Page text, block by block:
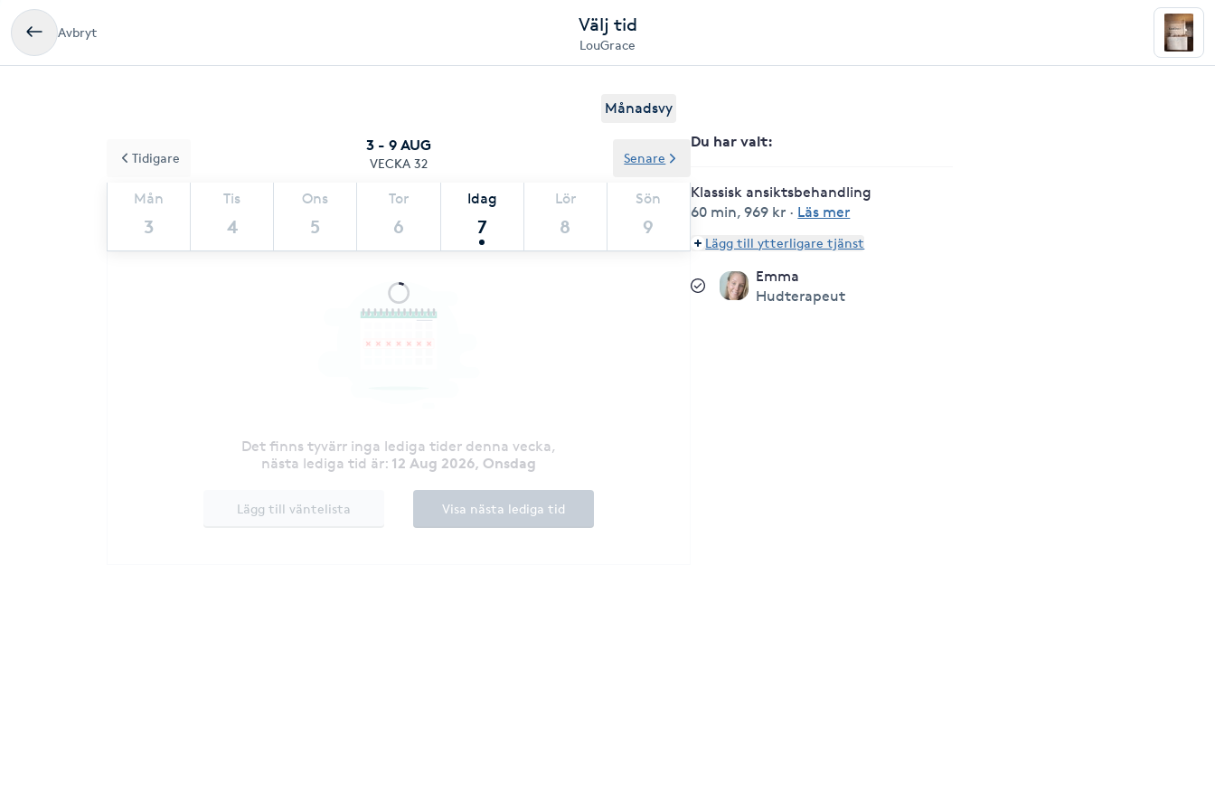
Avbryt Välj tid
LouGrace
Månadsvy
3 - 9 AUG
VECKA 32
Mån
3
Tis
4
Ons
5
Tor
6
Idag
7
Lör
8
Sön
9
Tidigare Senare
Det finns tyvärr inga lediga tider denna vecka,
nästa lediga tid är: 12 Aug 2026, Onsdag
Lägg till väntelista Visa nästa lediga tid
Du har valt:
Klassisk ansiktsbehandling
60 min,969 kr · Läs mer
Lägg till ytterligare tjänst
Emma
Hudterapeut